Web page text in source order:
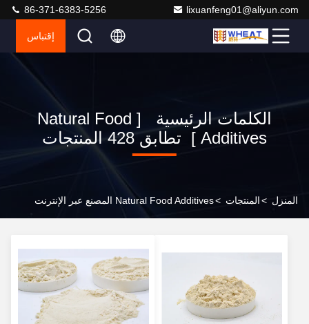
lixuanfeng01@aliyun.com
86-371-6383-5256
إقتباس
الكلمات الرئيسية [ Natural Food
Additives ] تطابق 428 المنتجات
المنزل >المنتجات >Natural Food Additives المصنع عبر الإنترنت